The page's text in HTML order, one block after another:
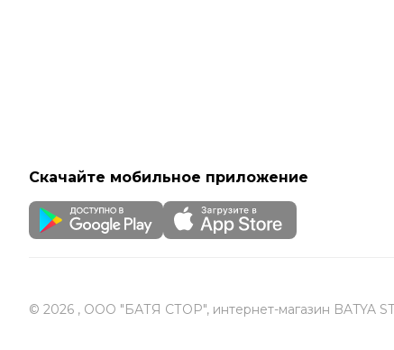
Скачайте мобильное приложение
© 2026 , ООО "БАТЯ СТОР", интернет-магазин BATYA